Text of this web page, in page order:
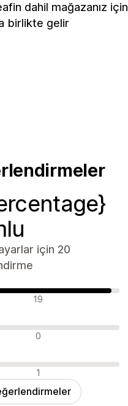
dahil mağazanız için
birlikte gelir
için 20
19
0
1